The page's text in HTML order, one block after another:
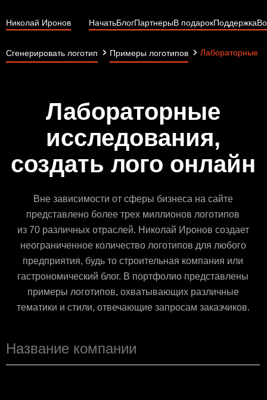
Николай Иронов НачатьБлогПартнерыВ подарокПоддержка
Сгенерировать логотип Примеры логотипов Лабораторные
Лабораторные
исследования,
создать лого онлайн
Вне зависимости от сферы бизнеса на сайте
представлено более трех миллионов логотипов
из 70 различных отраслей. Николай Иронов создает
неограниченное количество логотипов для любого
предприятия, будь то строительная компания или
гастрономический блог. В портфолио представлены
примеры логотипов, охватывающих различные
тематики и стили, отвечающие запросам заказчиков.